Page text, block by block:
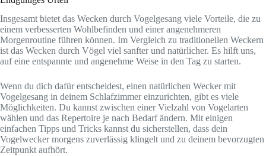
Insgesamt bietet das Wecken durch Vogelgesang viele Vorteile, die zu
einem verbesserten Wohlbefinden und einer angenehmeren
Morgenroutine führen können. Im Vergleich zu traditionellen Weckern
ist das Wecken durch Vögel viel sanfter und natürlicher. Es hilft uns,
auf eine entspannte und angenehme Weise in den Tag zu starten.
Wenn du dich dafür entscheidest, einen natürlichen Wecker mit
Vogelgesang in deinem Schlafzimmer einzurichten, gibt es viele
Möglichkeiten. Du kannst zwischen einer Vielzahl von Vogelarten
wählen und das Repertoire je nach Bedarf ändern. Mit einigen
einfachen Tipps und Tricks kannst du sicherstellen, dass dein
Vogelwecker morgens zuverlässig klingelt und zu deinem bevorzugten
Zeitpunkt aufhört.